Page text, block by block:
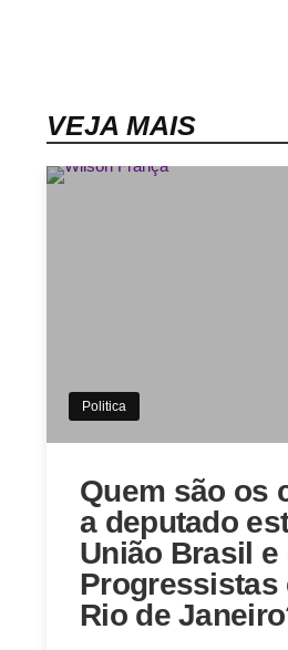
VEJA MAIS
Politica
Quem são os
a deputado
União Brasil e
Progressistas
Rio de